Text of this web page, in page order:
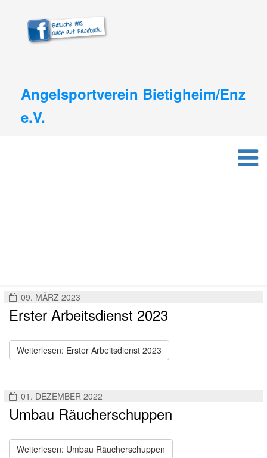
Angelsportverein Bietigheim/Enz
e.V.
09. MÄRZ 2023
Erster Arbeitsdienst 2023
Weiterlesen: Erster Arbeitsdienst 2023
01. DEZEMBER 2022
Umbau Räucherschuppen
Weiterlesen: Umbau Räucherschuppen